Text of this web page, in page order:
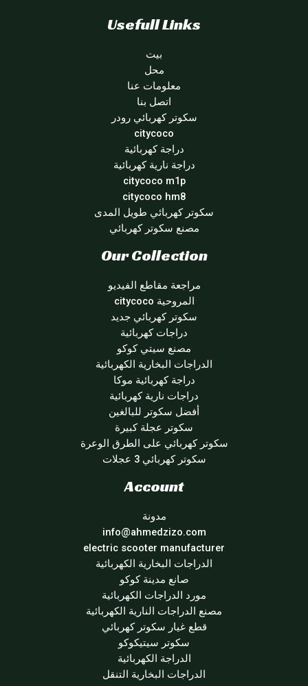
Usefull Links
بيت
محل
معلومات عنا
اتصل بنا
سكوتر كهربائي رودر
citycoco
دراجة كهربائية
دراجة نارية كهربائية
citycoco m1p
citycoco hm8
سكوتر كهربائي طويل المدى
مصنع سكوتر كهربائي
Our Collection
مراجعة مقاطع الفيديو
المروحية citycoco
سكوتر كهربائي جديد
دراجات كهربائية
مصنع سيتي كوكو
الدراجات البخارية الكهربائية
دراجة كهربائية موكا
دراجات نارية كهربائية
أفضل سكوتر للبالغين
سكوتر عجلة كبيرة
سكوتر كهربائي على الطرق الوعرة
سكوتر كهربائي 3 عجلات
Account
مدونة
info@ahmedzizo.com
electric scooter manufacturer
الدراجات البخارية الكهربائية
صانع مدينة كوكو
مورد الدراجات الكهربائية
مصنع الدراجات النارية الكهربائية
قطع غيار سكوتر كهربائي
سكوتر سيتيكوكو
الدراجة الكهربائية
الدراجات البخارية التنقل